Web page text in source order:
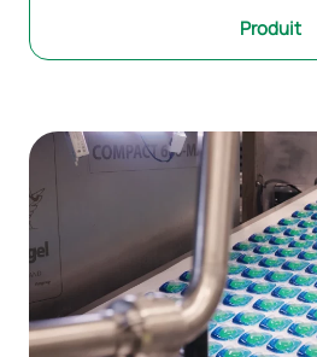
Produit